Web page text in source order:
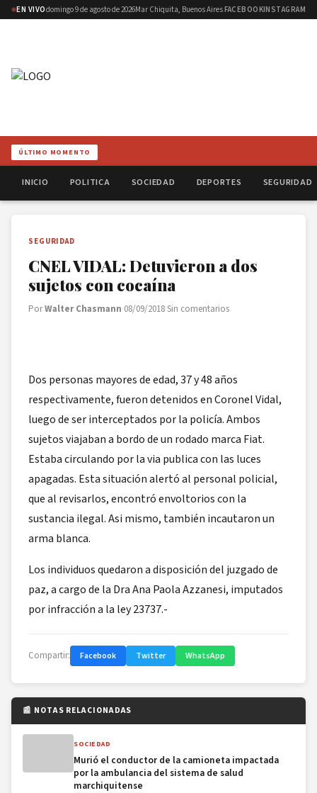
EN VIVOdomingo 9 de agosto de 2026Mar Chiquita, Buenos AiresFACEBOOKINSTAGRAM
ÚLTIMO MOMENTO
INICIO POLITICA SOCIEDAD DEPORTES SEGURIDAD
SEGURIDAD
CNEL VIDAL: Detuvieron a dos
sujetos con cocaína
PorWalter Chasmann·08/09/2018·Sin comentarios
Dos personas mayores de edad, 37 y 48 años
respectivamente, fueron detenidos en Coronel Vidal,
luego de ser interceptados por la policía. Ambos
sujetos viajaban a bordo de un rodado marca Fiat.
Estaba circulando por la via publica con las luces
apagadas. Esta situación alertó al personal policial,
que al revisarlos, encontró envoltorios con la
sustancia ilegal. Asi mismo, también incautaron un
arma blanca.
Los individuos quedaron a disposición del juzgado de
paz, a cargo de la Dra Ana Paola Azzanesi, imputados
por infracción a la ley 23737.-
Compartir: Facebook Twitter WhatsApp
📰 NOTAS RELACIONADAS
SOCIEDAD
Murió el conductor de la camioneta impactada
por la ambulancia del sistema de salud
marchiquitense